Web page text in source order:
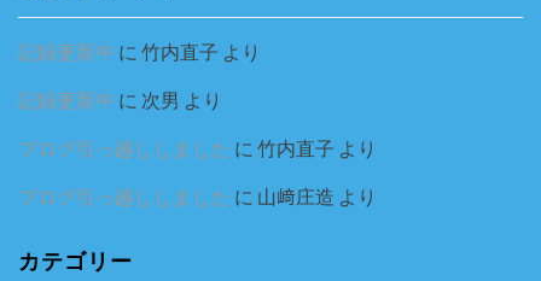
記録更新中 に 竹内直子 より
記録更新中 に 次男 より
ブログ引っ越ししました に 竹内直子 より
ブログ引っ越ししました に 山﨑庄造 より
カテゴリー